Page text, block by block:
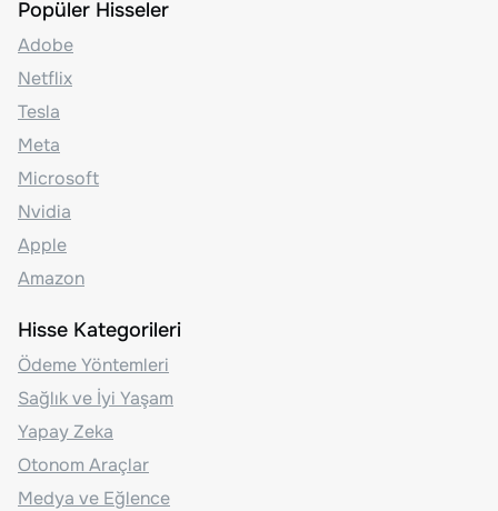
Popüler Hisseler
Adobe
Netflix
Tesla
Meta
Microsoft
Nvidia
Apple
Amazon
Hisse Kategorileri
Ödeme Yöntemleri
Sağlık ve İyi Yaşam
Yapay Zeka
Otonom Araçlar
Medya ve Eğlence